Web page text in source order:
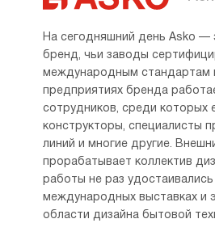
На сегодняшний день Asko —
бренд, чьи заводы
международным стандартам
предприятиях бренда
сотрудников, среди которых
конструкторы, специалисты
линий и многие другие.
прорабатывает коллектив
работы не раз
международных выставках и
области дизайна бытовой